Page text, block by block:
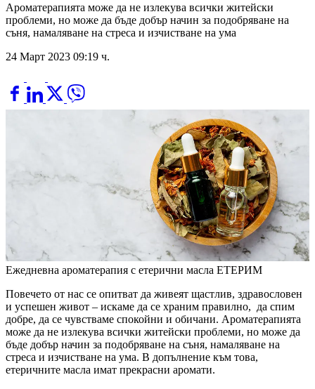
Ароматерапията може да не излекува всички житейски
проблеми, но може да бъде добър начин за подобряване на
съня, намаляване на стреса и изчистване на ума
24 Март 2023 09:19 ч.
Ежедневна ароматерапия с етерични масла ЕТЕРИМ
Повечето от нас се опитват да живеят щастлив, здравословен
и успешен живот – искаме да се храним правилно, да спим
добре, да се чувстваме спокойни и обичани. Ароматерапията
може да не излекува всички житейски проблеми, но може да
бъде добър начин за подобряване на съня, намаляване на
стреса и изчистване на ума. В допълнение към това,
етеричните масла имат прекрасни аромати.